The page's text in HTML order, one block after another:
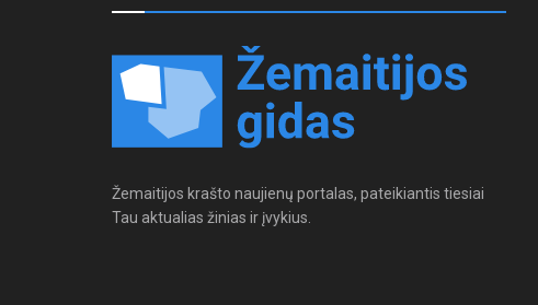
Žemaitijos krašto naujienų portalas, pateikiantis tiesiai
Tau aktualias žinias ir įvykius.